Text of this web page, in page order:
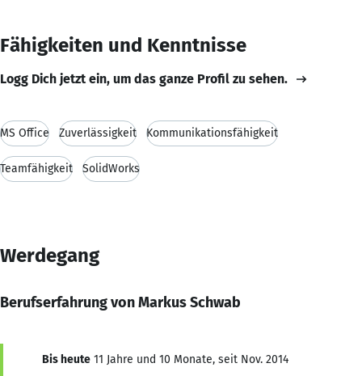
Fähigkeiten und Kenntnisse
Logg Dich jetzt ein, um das ganze Profil zu sehen.
MS Office Zuverlässigkeit Kommunikationsfähigkeit
Teamfähigkeit SolidWorks
Werdegang
Berufserfahrung von Markus Schwab
Bis heute 11 Jahre und 10 Monate, seit Nov. 2014